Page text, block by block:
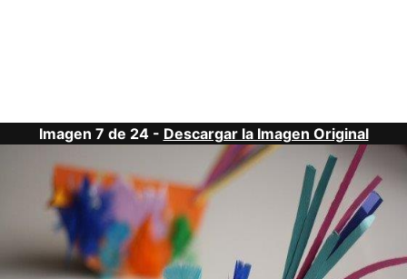
Imagen 7 de 24 - Descargar la Imagen Original